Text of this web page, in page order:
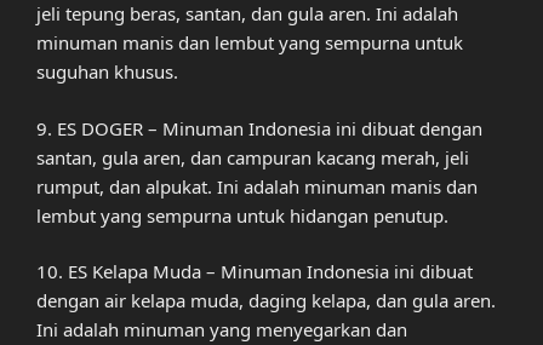
jeli tepung beras, santan, dan gula aren. Ini adalah
minuman manis dan lembut yang sempurna untuk
suguhan khusus.
9. ES DOGER – Minuman Indonesia ini dibuat dengan
santan, gula aren, dan campuran kacang merah, jeli
rumput, dan alpukat. Ini adalah minuman manis dan
lembut yang sempurna untuk hidangan penutup.
10. ES Kelapa Muda – Minuman Indonesia ini dibuat
dengan air kelapa muda, daging kelapa, dan gula aren.
Ini adalah minuman yang menyegarkan dan